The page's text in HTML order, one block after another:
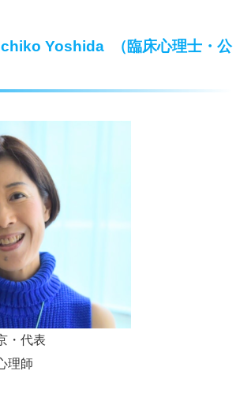
Yoshida （臨床心理士・公
・代表
理師